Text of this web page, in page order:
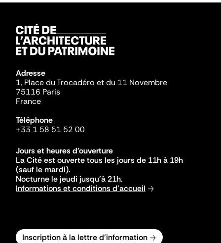
Adresse
1, Place du Trocadéro et du 11 Novembre
75116 Paris
France
Téléphone
+33 1 58 51 52 00
Jours et heures d'ouverture
La Cité est ouverte tous les jours de 11h à 19h
(sauf le mardi).
Nocturne le jeudi jusqu'à 21h.
Informations et conditions d'accueil
Inscription à la lettre d'information